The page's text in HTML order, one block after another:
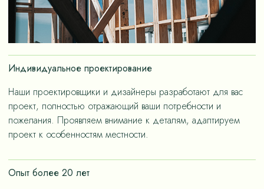
Индивидуальное проектирование
Наши проектировщики и дизайнеры разработают для вас
проект, полностью отражающий ваши потребности и
пожелания. Проявляем внимание к деталям, адаптируем
проект к особенностям местности.
Опыт более 20 лет